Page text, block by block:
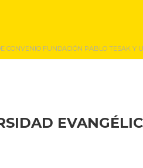
CONVENIO FUNDACIÓN PABLO TESAK Y